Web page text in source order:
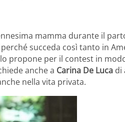
mamma durante il
succeda così tanto in
propone per il contest in
anche a Carina De Luca di
nella vita privata.